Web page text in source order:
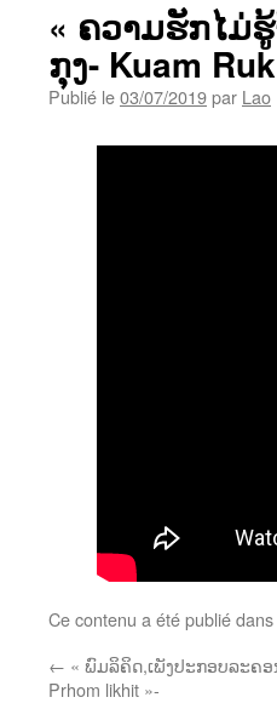
« ຄວາມຮັກໄມ່
ກຸງ- Kuam
Publié le03/07/2019par Lao
Ce contenu a été publié dans
← « ພົມລິຄິດ,ເພັງປະກອບລະຄອ
Prhom likhit »-